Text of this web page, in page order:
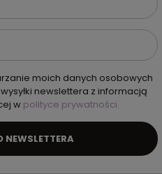
moich danych osobowych
newslettera z informacją
w polityce prywatności.
NEWSLETTERA